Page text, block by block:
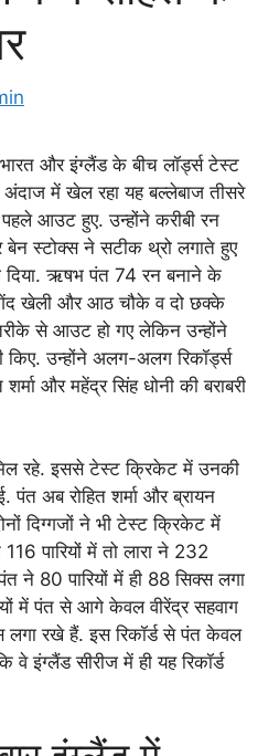
और इंग्लैंड के बीच लॉर्ड्स टेस्ट
में खेल रहा यह बल्लेबाज तीसरे
आउट हुए. उन्होंने करीबी रन
स्टोक्स ने सटीक थ्रो लगाते हुए
दिया. ऋषभ पंत 74 रन बनाने के
गेंद खेली और आठ चौके व दो छक्के
से आउट हो गए लेकिन उन्होंने
उन्होंने अलग-अलग रिकॉर्ड्स
और महेंद्र सिंह धोनी की बराबरी
रहे. इससे टेस्ट क्रिकेट में उनकी
अब रोहित शर्मा और ब्रायन
दिग्गजों ने भी टेस्ट क्रिकेट में
पारियों में तो लारा ने 232
ने 80 पारियों में ही 88 सिक्स लगा
में पंत से आगे केवल वीरेंद्र सहवाग
लगा रखे हैं. इस रिकॉर्ड से पंत केवल
इंग्लैंड सीरीज में ही यह रिकॉर्ड